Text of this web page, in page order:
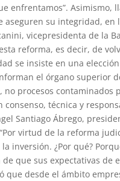
enfrentamos”.
aseguren su integridad,
vicepresidenta de la
reforma, es decir, de
se insiste en una
el órgano superior
no procesos contaminados
consenso, técnica y
Santiago Ábrego,
virtud de la reforma
inversión. ¿Por qué?
que sus expectativas
que desde el ámbito